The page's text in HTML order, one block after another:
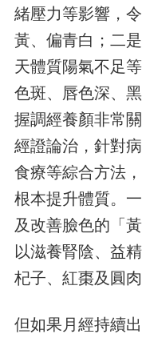
緒壓力等影響，
黃、偏青白；二
天體質陽氣不足
色斑、唇色深、
握調經養顏非常
經證論治，針對
食療等綜合方法
根本提升體質。
及改善臉色的「
以滋養腎陰、益
杞子、紅棗及圓
但如果月經持續